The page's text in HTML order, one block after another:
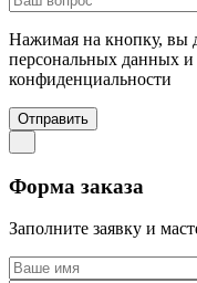
Нажимая на кнопку, вы
персональных данных и
конфиденциальности
Отправить
Форма заказа
Заполните заявку и